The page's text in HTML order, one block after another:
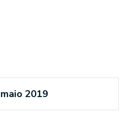
maio 2019